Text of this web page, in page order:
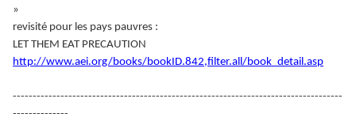
»
revisité pour les pays pauvres :
LET THEM EAT PRECAUTION
http://www.aei.org/books/bookID.842,filter.all/book_detail.asp
-----------------------------------------------------------------------------------
--------------